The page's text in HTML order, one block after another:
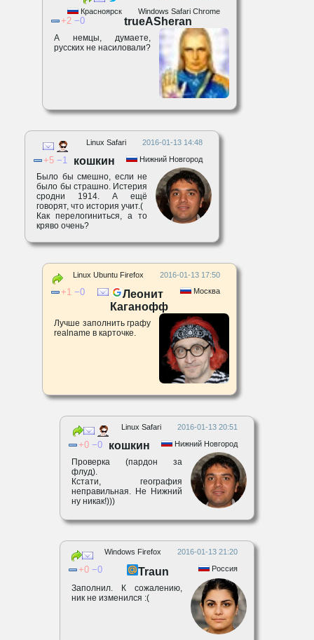
Windows Safari Chrome
Красноярск
2 0 trueASheran
А немцы, думаете,
русских не насиловали?
2016-01-13 14:48
Linux Safari
Нижний Новгород
5 1 кошкин
Было бы смешно, если не
было бы страшно. Истерия
сродни 1914. А ещё
говорят, что история учит.(
Как перелогиниться, а то
кряво очень?
2016-01-13 17:50
Linux Ubuntu Firefox
Москва
1 0
Леонит
Каганофф
Лучше заполнить графу
realname в карточке.
2016-01-13 20:51
Linux Safari
Нижний Новгород
0 0 кошкин
Проверка (пардон за
флуд).
Кстати, география
неправильная. Не Нижний
ну никак!)))
2016-01-13 21:20
Windows Firefox
Россия
0 0 Traun
Заполнил. К сожалению,
ник не изменился :(